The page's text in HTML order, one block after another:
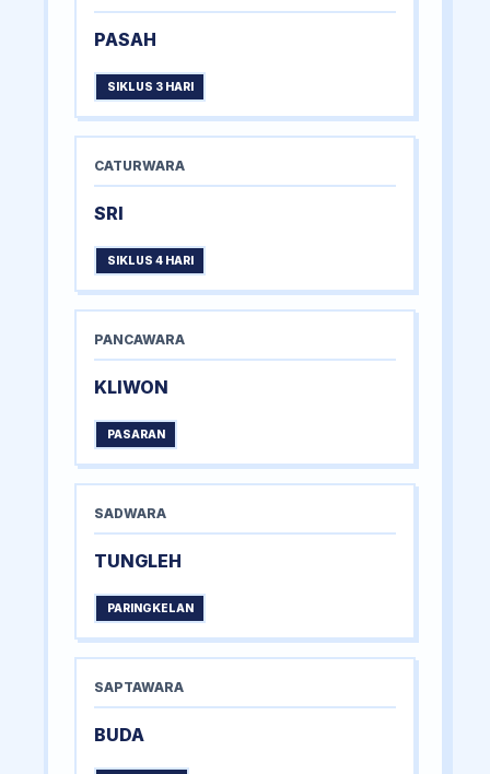
PASAH
SIKLUS 3 HARI
CATURWARA
SRI
SIKLUS 4 HARI
PANCAWARA
KLIWON
PASARAN
SADWARA
TUNGLEH
PARINGKELAN
SAPTAWARA
BUDA